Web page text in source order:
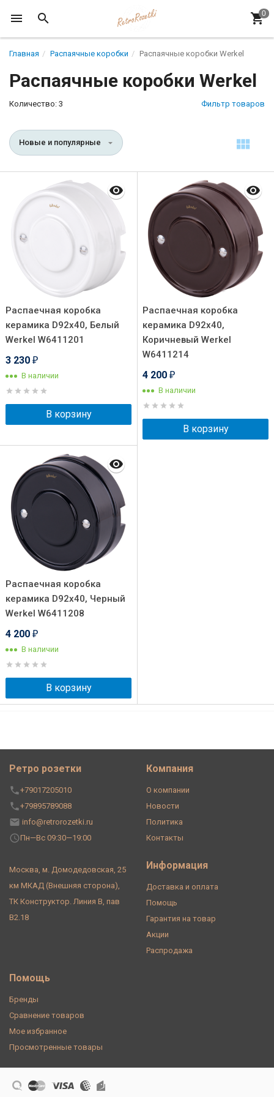
Главная Распаячные коробки Распаячные коробки Werkel
Распаячные коробки Werkel
Количество: 3 Фильтр товаров
Новые и популярные
Распаечная коробка
керамика D92х40, Белый
Werkel W6411201
3 230 ₽
В наличии
В корзину
Распаечная коробка
керамика D92х40,
Коричневый Werkel
W6411214
4 200 ₽
В наличии
В корзину
Распаечная коробка
керамика D92х40, Черный
Werkel W6411208
4 200 ₽
В наличии
В корзину
Ретро розетки
+79017205010
+79895789088
info@retrorozetki.ru
Пн—Вс 09:30—19:00
Москва, м. Домодедовская, 25
км МКАД (Внешняя сторона),
ТК Конструктор. Линия В, пав
В2.18
Компания
О компании
Новости
Политика
Контакты
Информация
Доставка и оплата
Помощь
Гарантия на товар
Акции
Распродажа
Помощь
Бренды
Сравнение товаров
Мое избранное
Просмотренные товары